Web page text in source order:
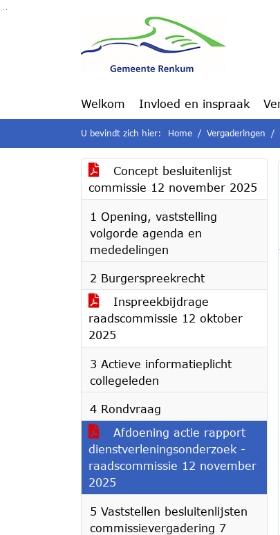
Ga naar de inhoud van deze pagina
Welkom Invloed en inspraak
U bevindt zich hier: Home Vergaderingen
Concept besluitenlijst
commissie 12 november 2025
1 Opening, vaststelling
volgorde agenda en
mededelingen
2 Burgerspreekrecht
Inspreekbijdrage
raadscommissie 12 oktober
2025
3 Actieve informatieplicht
collegeleden
4 Rondvraag
Afdoening actie rapport
dienstverleningsonderzoek -
raadscommissie 12 november
2025
5 Vaststellen besluitenlijsten
commissievergadering 7